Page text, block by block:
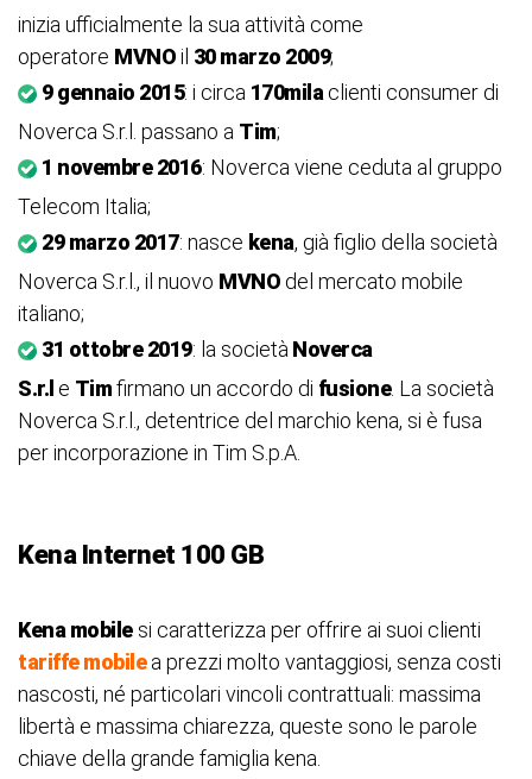
inizia ufficialmente la sua attività come
operatore MVNOil 30 marzo 2009;
9 gennaio 2015: i circa 170mila clienti consumer di
Noverca S.r.l. passano a Tim;
1 novembre 2016: Noverca viene ceduta al gruppo
Telecom Italia;
29 marzo 2017: nasce kena, già figlio della società
Noverca S.r.l., il nuovo MVNO del mercato mobile
italiano;
31 ottobre 2019: la società Noverca
S.r.l e Timfirmano un accordo di fusione. La società
Noverca S.r.l., detentrice del marchio kena, si è fusa
per incorporazione in Tim S.p.A.
Kena Internet 100 GB
Kena mobilesi caratterizza per offrire ai suoi clienti
tariffe mobilea prezzi molto vantaggiosi, senza costi
nascosti, né particolari vincoli contrattuali: massima
libertà e massima chiarezza, queste sono le parole
chiave della grande famiglia kena.